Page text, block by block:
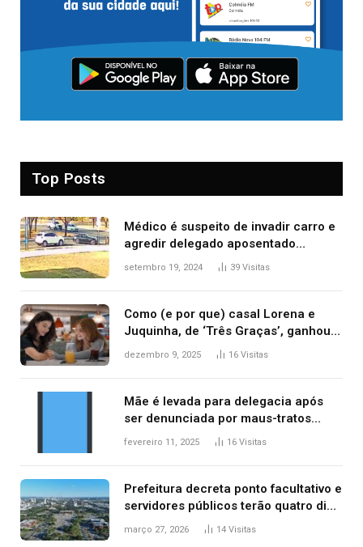
Top Posts
Médico é suspeito de invadir carro e
agredir delegado aposentado
durante confusão no trânsito
setembro 19, 2024 39 Visitas
Como (e por que) casal Lorena e
Juquinha, de ‘Três Graças’, ganhou
repercussão internacional
dezembro 9, 2025 16 Visitas
Mãe é levada para delegacia após
ser denunciada por maus-tratos
contra dois filhos, diz polícia
fevereiro 11, 2025 16 Visitas
Prefeitura decreta ponto facultativo e
servidores públicos terão quatro dias
de folga na Semana Santa
março 27, 2026 14 Visitas